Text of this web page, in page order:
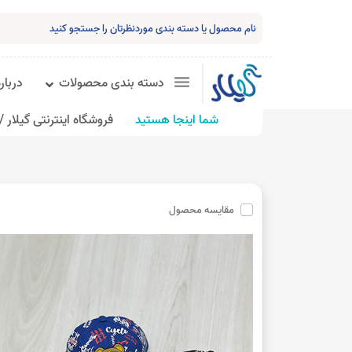
دسته بندی محصولات
شما اینجا هستید
فروشگاه اینترنتی گیلار /
مقایسه محصول